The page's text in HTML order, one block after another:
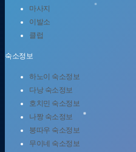
마사지
이발소
클럽
숙소정보
하노이 숙소정보
다낭 숙소정보
호치민 숙소정보
나짱 숙소정보
붕따우 숙소정보
무이네 숙소정보